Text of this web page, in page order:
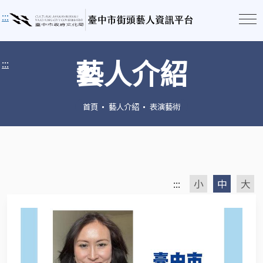
:::
::: 藝人介紹
首頁 藝人介紹 表演藝術
::: 小 中 大